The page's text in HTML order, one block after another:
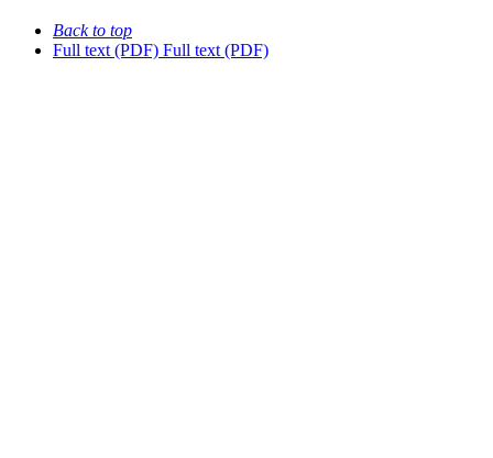
Back to top
Full text (PDF) Full text (PDF)